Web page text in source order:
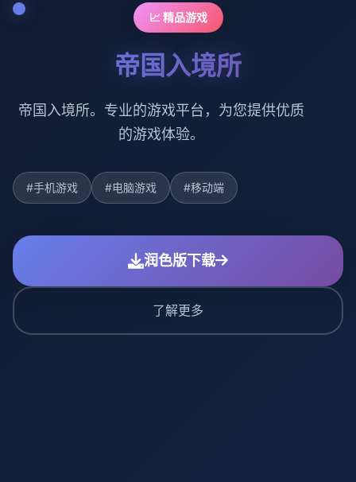
📈 精品游戏
帝国入境所
帝国入境所。专业的游戏平台，为您提供优质
的游戏体验。
#手机游戏 #电脑游戏 #移动端
润色版下载
了解更多